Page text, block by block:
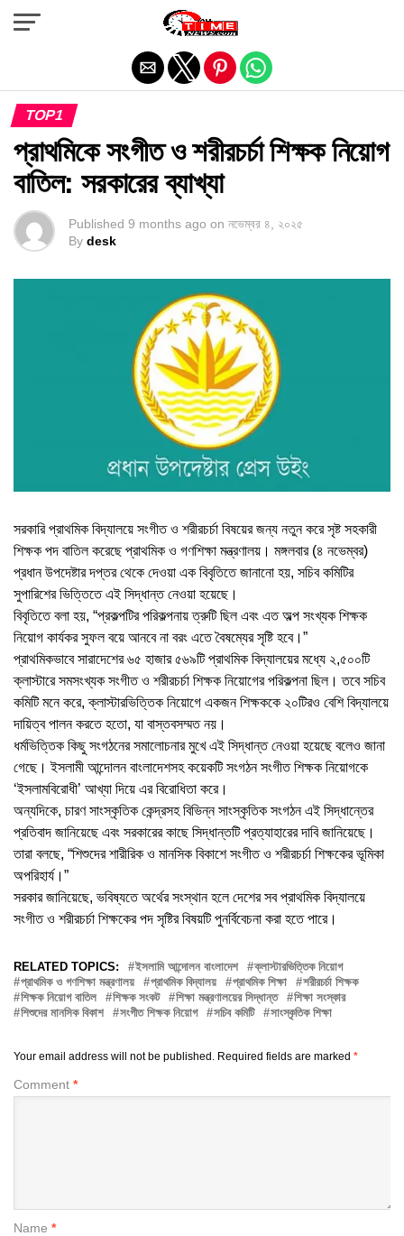
TOP1
প্রাথমিকে সংগীত ও শরীরচর্চা শিক্ষক নিয়োগ
বাতিল: সরকারের ব্যাখ্যা
Published 9 months ago on নভেম্বর ৪, ২০২৫
By desk
সরকারি প্রাথমিক বিদ্যালয়ে সংগীত ও শরীরচর্চা বিষয়ের জন্য নতুন করে সৃষ্ট সহকারী
শিক্ষক পদ বাতিল করেছে প্রাথমিক ও গণশিক্ষা মন্ত্রণালয়। মঙ্গলবার (৪ নভেম্বর)
প্রধান উপদেষ্টার দপ্তর থেকে দেওয়া এক বিবৃতিতে জানানো হয়, সচিব কমিটির
সুপারিশের ভিত্তিতে এই সিদ্ধান্ত নেওয়া হয়েছে।
বিবৃতিতে বলা হয়, “প্রকল্পটির পরিকল্পনায় ত্রুটি ছিল এবং এত অল্প সংখ্যক শিক্ষক
নিয়োগ কার্যকর সুফল বয়ে আনবে না বরং এতে বৈষম্যের সৃষ্টি হবে।”
প্রাথমিকভাবে সারাদেশের ৬৫ হাজার ৫৬৯টি প্রাথমিক বিদ্যালয়ের মধ্যে ২,৫০০টি
ক্লাস্টারে সমসংখ্যক সংগীত ও শরীরচর্চা শিক্ষক নিয়োগের পরিকল্পনা ছিল। তবে সচিব
কমিটি মনে করে, ক্লাস্টারভিত্তিক নিয়োগে একজন শিক্ষককে ২০টিরও বেশি বিদ্যালয়ে
দায়িত্ব পালন করতে হতো, যা বাস্তবসম্মত নয়।
ধর্মভিত্তিক কিছু সংগঠনের সমালোচনার মুখে এই সিদ্ধান্ত নেওয়া হয়েছে বলেও জানা
গেছে। ইসলামী আন্দোলন বাংলাদেশসহ কয়েকটি সংগঠন সংগীত শিক্ষক নিয়োগকে
‘ইসলামবিরোধী’ আখ্যা দিয়ে এর বিরোধিতা করে।
অন্যদিকে, চারণ সাংস্কৃতিক কেন্দ্রসহ বিভিন্ন সাংস্কৃতিক সংগঠন এই সিদ্ধান্তের
প্রতিবাদ জানিয়েছে এবং সরকারের কাছে সিদ্ধান্তটি প্রত্যাহারের দাবি জানিয়েছে।
তারা বলছে, “শিশুদের শারীরিক ও মানসিক বিকাশে সংগীত ও শরীরচর্চা শিক্ষকের ভূমিকা
অপরিহার্য।”
সরকার জানিয়েছে, ভবিষ্যতে অর্থের সংস্থান হলে দেশের সব প্রাথমিক বিদ্যালয়ে
সংগীত ও শরীরচর্চা শিক্ষকের পদ সৃষ্টির বিষয়টি পুনর্বিবেচনা করা হতে পারে।
RELATED TOPICS: ইসলামি আন্দোলন বাংলাদেশ
ক্লাস্টারভিত্তিক নিয়োগ
প্রাথমিক ও গণশিক্ষা মন্ত্রণালয়
প্রাথমিক বিদ্যালয় প্রাথমিক শিক্ষা
শরীরচর্চা শিক্ষক
শিক্ষক নিয়োগ বাতিল
শিক্ষক সংকট শিক্ষা মন্ত্রণালয়ের সিদ্ধান্ত
শিক্ষা সংস্কার
শিশুদের মানসিক বিকাশ
সংগীত শিক্ষক নিয়োগ সচিব কমিটি সাংস্কৃতিক শিক্ষা
Your email address will not be published. Required fields are marked *
Comment *
Name *
Exit mobile version